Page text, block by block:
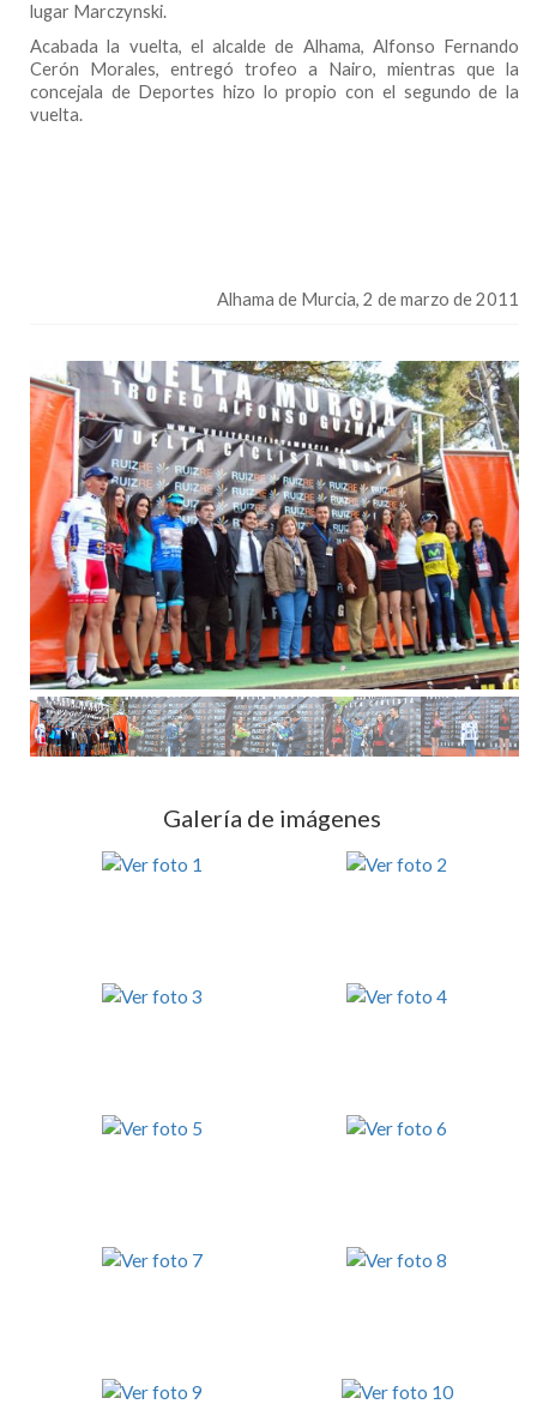
lugar Marczynski.
Acabada la vuelta, el alcalde de Alhama, Alfonso Fernando
Cerón Morales, entregó trofeo a Nairo, mientras que la
concejala de Deportes hizo lo propio con el segundo de la
vuelta.
Alhama de Murcia, 2 de marzo de 2011
Galería de imágenes